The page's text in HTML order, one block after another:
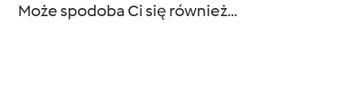
Może spodoba Ci się również...